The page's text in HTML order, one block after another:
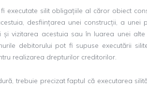
executate silit obligațiile al căror obiect
desființarea unei construcții, a unei
și vizitarea acestuia sau în luarea unei
debitorului pot fi supuse executării
realizarea drepturilor creditorilor.
trebuie precizat faptul că executarea